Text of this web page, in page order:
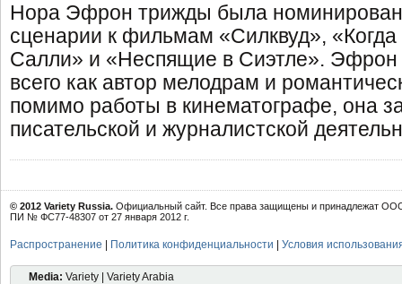
Нора Эфрон трижды была
сценарии к фильмам «Силквуд», «Когда
Салли» и «Неспящие в Сиэтле». Эфрон
всего как автор мелодрам и
помимо работы в кинематографе, она
писательской и журналистской
© 2012 Variety Russia. Официальный сайт. Все права защищены и принадлежат
ПИ № ФС77-48307 от 27 января 2012 г.
Распространение Политика конфиденциальности Условия
Media: Variety | Variety Arabia